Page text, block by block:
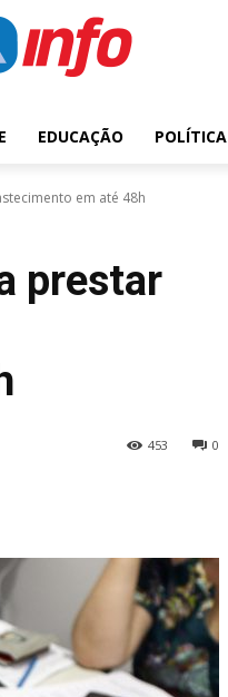
EDUCAÇÃO POLÍTICA
em até 48h
prestar
0
453